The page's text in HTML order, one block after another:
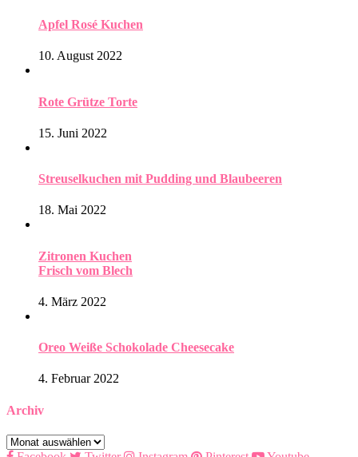
Apfel Rosé Kuchen
10. August 2022
Rote Grütze Torte
15. Juni 2022
Streuselkuchen mit Pudding und Blaubeeren
18. Mai 2022
Zitronen Kuchen
Frisch vom Blech
4. März 2022
Oreo Weiße Schokolade Cheesecake
4. Februar 2022
Archiv
Archiv